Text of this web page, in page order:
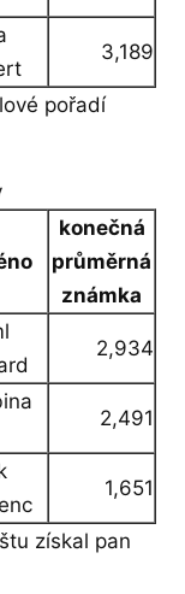
3,189
pořadí
konečná
průměrná
známka
2,934
2,491
1,651
získal pan